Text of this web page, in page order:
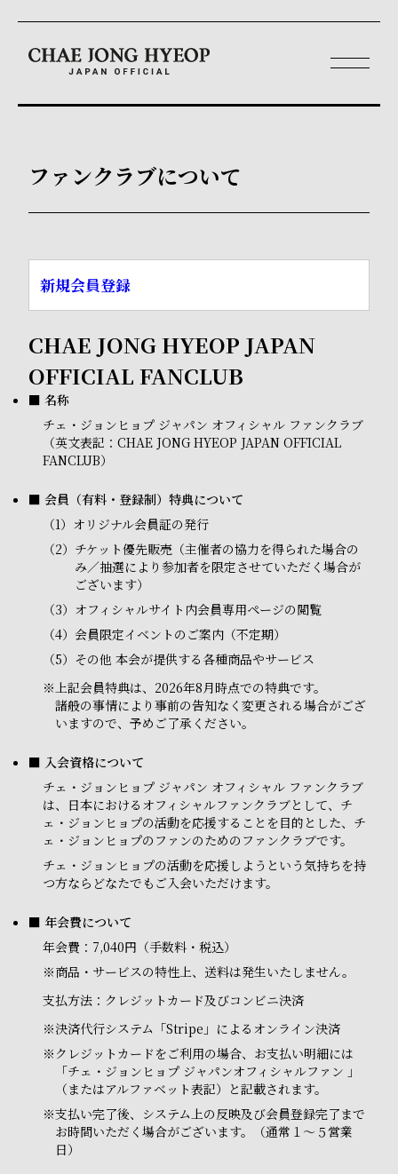
ファンクラブについて
新規会員登録
CHAE JONG HYEOP JAPAN
OFFICIAL FANCLUB
■ 名称
チェ・ジョンヒョプ ジャパン オフィシャル ファンクラブ
（英文表記：CHAE JONG HYEOP JAPAN OFFICIAL
FANCLUB）
■ 会員（有料・登録制）特典について
（1） オリジナル会員証の発行
（2） チケット優先販売（主催者の協力を得られた場合の
み／抽選により参加者を限定させていただく場合が
ございます）
（3） オフィシャルサイト内会員専用ページの閲覧
（4） 会員限定イベントのご案内（不定期）
（5） その他 本会が提供する各種商品やサービス
※上記会員特典は、2026年8月時点での特典です。
諸般の事情により事前の告知なく変更される場合がござ
いますので、予めご了承ください。
■ 入会資格について
チェ・ジョンヒョプ ジャパン オフィシャル ファンクラブ
は、日本におけるオフィシャルファンクラブとして、チ
ェ・ジョンヒョプの活動を応援することを目的とした、チ
ェ・ジョンヒョプのファンのためのファンクラブです。
チェ・ジョンヒョプの活動を応援しようという気持ちを持
つ方ならどなたでもご入会いただけます。
■ 年会費について
年会費：7,040円（手数料・税込）
※商品・サービスの特性上、送料は発生いたしません。
支払方法：クレジットカード及びコンビニ決済
※決済代行システム「Stripe」によるオンライン決済
※ クレジットカードをご利用の場合、お支払い明細には
「チェ・ジョンヒョプ ジャパンオフィシャルファン 」
（またはアルファベット表記）と記載されます。
※支払い完了後、システム上の反映及び会員登録完了まで
お時間いただく場合がございます。（通常１～５営業
日）